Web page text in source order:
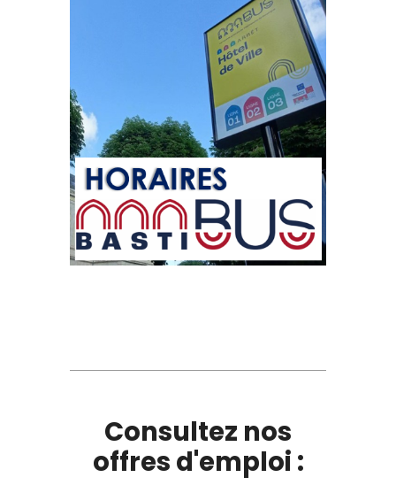
Consultez nos
offres d'emploi :